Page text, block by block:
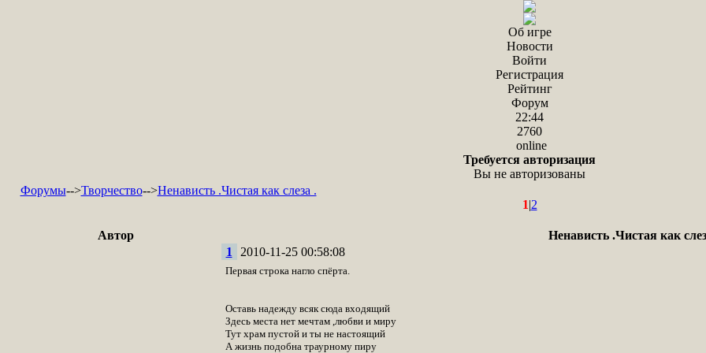
Об игре
Новости
Войти
Регистрация
Рейтинг
Форум
22:44
2760
online
Требуется авторизация
Вы не авторизованы
Форумы-->Творчество-->Ненависть .Чистая как слеза .
1|2
Автор
Ненависть .Чистая как
1
2010-11-25 00:58:08
Первая строка нагло спёрта.
Оставь надежду всяк сюда входящий
Здесь места нет мечтам ,любви и миру
Тут храм пустой и ты не настоящий
А жизнь подобна траурному пиру